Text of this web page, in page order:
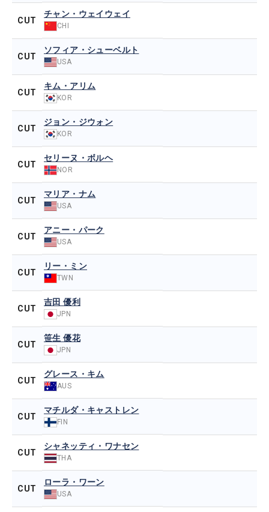
CUT
チャン・ウェイウェイ
CHI
CUT
ソフィア・シューベルト
USA
CUT
キム・アリム
KOR
CUT
ジョン・ジウォン
KOR
CUT
セリーヌ・ボルヘ
NOR
CUT
マリア・ナム
USA
CUT
アニー・パーク
USA
CUT
リー・ミン
TWN
CUT
吉田 優利
JPN
CUT
笹生 優花
JPN
CUT
グレース・キム
AUS
CUT
マチルダ・キャストレン
FIN
CUT
シャネッティ・ワナセン
THA
CUT
ローラ・ワーン
USA